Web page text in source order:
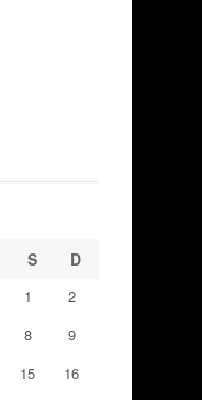
S D
1
2
8
9
15
16